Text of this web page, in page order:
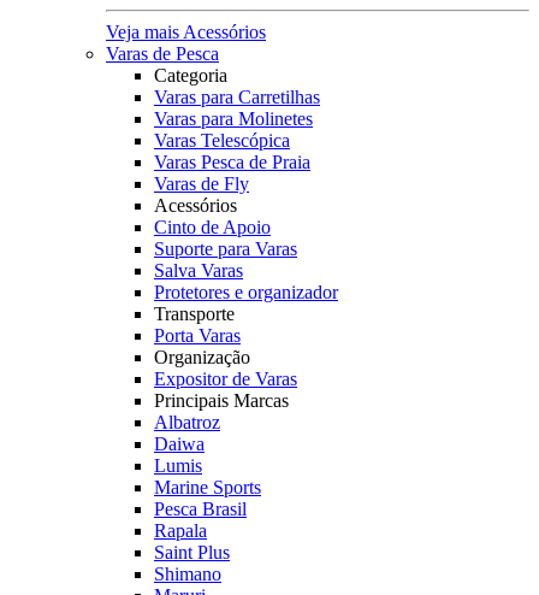
Veja mais Acessórios
Varas de Pesca
Categoria
Varas para Carretilhas
Varas para Molinetes
Varas Telescópica
Varas Pesca de Praia
Varas de Fly
Acessórios
Cinto de Apoio
Suporte para Varas
Salva Varas
Protetores e organizador
Transporte
Porta Varas
Organização
Expositor de Varas
Principais Marcas
Albatroz
Daiwa
Lumis
Marine Sports
Pesca Brasil
Rapala
Saint Plus
Shimano